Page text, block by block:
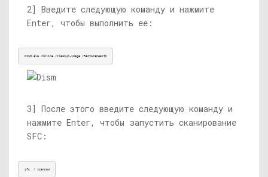
2] Введите следующую команду и нажмите
Enter, чтобы выполнить ее:
DISM.exe /Online /Cleanup-image /Restorehealth
3] После этого введите следующую команду и
нажмите Enter, чтобы запустить сканирование
SFC:
sfc / scannow